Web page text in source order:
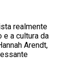
realmente
e a cultura da
Arendt,